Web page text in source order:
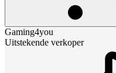
Gaming4you
Uitstekende verkoper